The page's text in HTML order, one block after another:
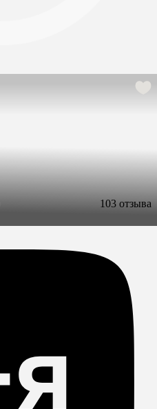
103 отзыва